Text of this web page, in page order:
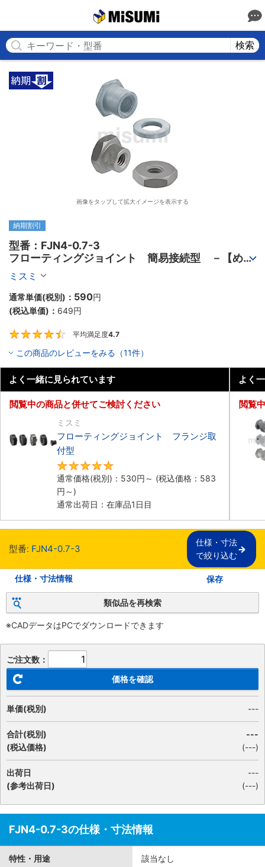
検索
画像をタップして拡大イメージを表示する
納期割引
型番：FJN4-0.7-3
フローティングジョイント　簡易接続型　－【めね
じ】　シリンダコネクタ　セパレ－トタイプ－
ミスミ
通常単価(税別)： 590円
(税込単価)： 649円
平均満足度4.7
この商品のレビューをみる（11件）
よく一緒に見られています
閲覧中の商品と併せてご検討ください
ミスミ
フローティングジョイント フランジ取
付型
通常価格(税別)： 530円 ～ (税込価格： 583
円 ～)
通常出荷日：在庫品1日目
よく
閲覧
型番: FJN4-0.7-3
仕様・寸法
で絞り込む
仕様・寸法情報 保存
類似品を再検索
※CADデータはPCでダウンロードできます
ご注文数：
価格を確認
単価(税別) ---
合計(税別)
(税込価格)
---
(---)
出荷日
(参考出荷日)
---
(---)
FJN4-0.7-3の仕様・寸法情報
特性・用途 該当なし